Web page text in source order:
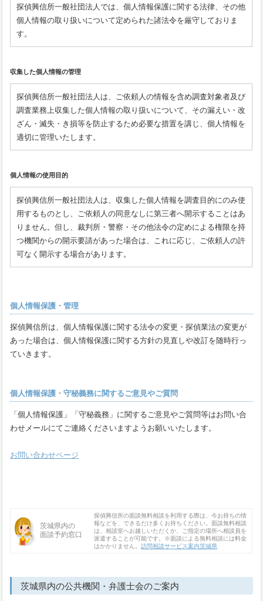
探偵興信所一般社団法人では、個人情報保護に関する法律、その他
個人情報の取り扱いについて定められた諸法令を厳守しておりま
す。
収集した個人情報の管理
探偵興信所一般社団法人は、ご依頼人の情報を含め調査対象者及び
調査業務上収集した個人情報の取り扱いについて、その漏えい・改
ざん・滅失・き損等を防止するため必要な措置を講じ、個人情報を
適切に管理いたします。
個人情報の使用目的
探偵興信所一般社団法人は、収集した個人情報を調査目的にのみ使
用するものとし、ご依頼人の同意なしに第三者へ開示することはあ
りません。但し、裁判所・警察・その他法令の定めによる権限を持
つ機関からの開示要請があった場合は、これに応じ、ご依頼人の許
可なく開示する場合があります。
個人情報保護・管理
探偵興信所は、個人情報保護に関する法令の変更・探偵業法の変更が
あった場合は、個人情報保護に関する方針の見直しや改訂を随時行っ
ていきます。
個人情報保護・守秘義務に関するご意見やご質問
「個人情報保護」「守秘義務」に関するご意見やご質問等はお問い合
わせメールにてご連絡くださいますようお願いいたします。
お問い合わせページ
茨城県内の
面談予約窓口
探偵興信所の面談無料相談を利用する際は、今お持ちの情
報などを、できるだけ多くお持ちください。面談無料相談
は、相談室へお越しいただくか、ご指定の場所へ相談員を
派遣することが可能です。※面談による無料相談には料金
はかかりません。訪問相談サービス案内茨城県
茨城県内の公共機関・弁護士会のご案内